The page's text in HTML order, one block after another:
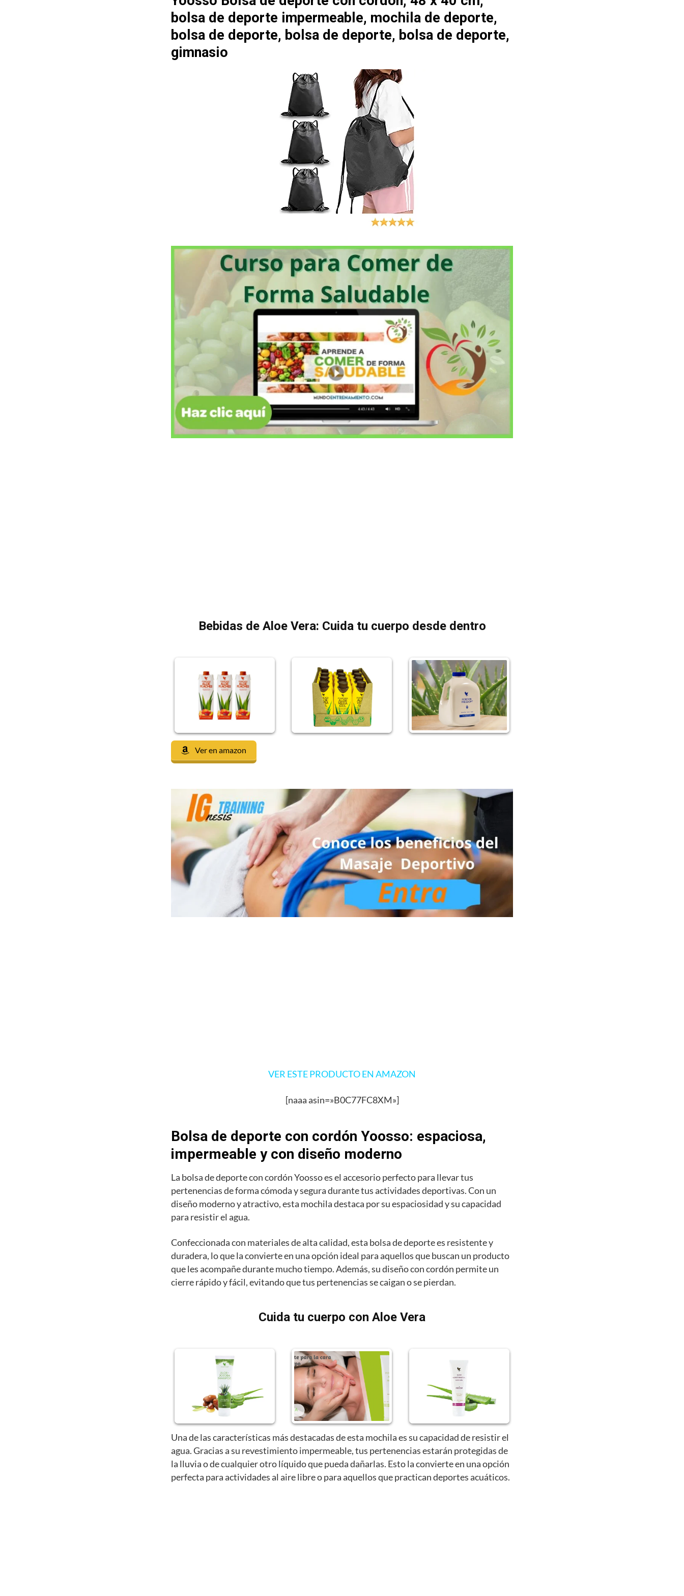
bolsa de deporte impermeable, mochila de deporte,
bolsa de deporte, bolsa de deporte, bolsa de deporte,
gimnasio
Bebidas de Aloe Vera: Cuida tu cuerpo desde dentro
Ver en amazon
VER ESTE PRODUCTO EN AMAZON
[naaa asin=»B0C77FC8XM»]
Bolsa de deporte con cordón Yoosso: espaciosa,
impermeable y con diseño moderno
La bolsa de deporte con cordón Yoosso es el accesorio perfecto para llevar tus
pertenencias de forma cómoda y segura durante tus actividades deportivas. Con un
diseño moderno y atractivo, esta mochila destaca por su espaciosidad y su capacidad
para resistir el agua.
Confeccionada con materiales de alta calidad, esta bolsa de deporte es resistente y
duradera, lo que la convierte en una opción ideal para aquellos que buscan un producto
que les acompañe durante mucho tiempo. Además, su diseño con cordón permite un
cierre rápido y fácil, evitando que tus pertenencias se caigan o se pierdan.
Cuida tu cuerpo con Aloe Vera
Una de las características más destacadas de esta mochila es su capacidad de resistir el
agua. Gracias a su revestimiento impermeable, tus pertenencias estarán protegidas de
la lluvia o de cualquier otro líquido que pueda dañarlas. Esto la convierte en una opción
perfecta para actividades al aire libre o para aquellos que practican deportes acuáticos.